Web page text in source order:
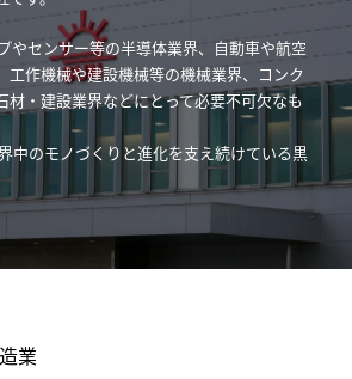
やセンサー等の半導体業界、自動車や航空
工作機械や建設機械等の機械業界、コンク
材・建設業界などにとって必要不可欠なも
中のモノづくりと進化を支え続けている黒
業